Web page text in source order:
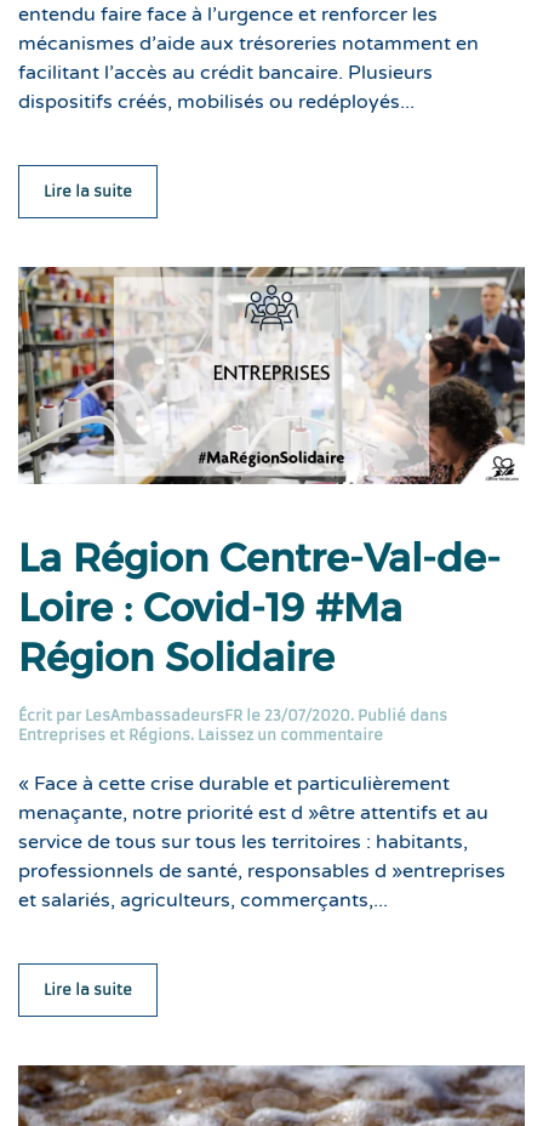
entendu faire face à l’urgence et renforcer les
mécanismes d’aide aux trésoreries notamment en
facilitant l’accès au crédit bancaire. Plusieurs
dispositifs créés, mobilisés ou redéployés...
Lire la suite
La Région Centre-Val-de-
Loire : Covid-19 #Ma
Région Solidaire
Écrit par LesAmbassadeursFR le 23/07/2020. Publié dans
Entreprises et Régions. Laissez un commentaire
« Face à cette crise durable et particulièrement
menaçante, notre priorité est d »être attentifs et au
service de tous sur tous les territoires : habitants,
professionnels de santé, responsables d »entreprises
et salariés, agriculteurs, commerçants,...
Lire la suite